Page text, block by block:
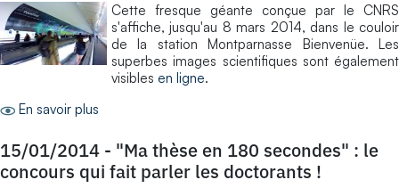
Cette fresque géante conçue par le CNRS
s'affiche, jusqu'au 8 mars 2014, dans le couloir
de la station Montparnasse Bienvenüe. Les
superbes images scientifiques sont également
visibles en ligne.
En savoir plus
15/01/2014 - "Ma thèse en 180 secondes" : le
concours qui fait parler les doctorants !